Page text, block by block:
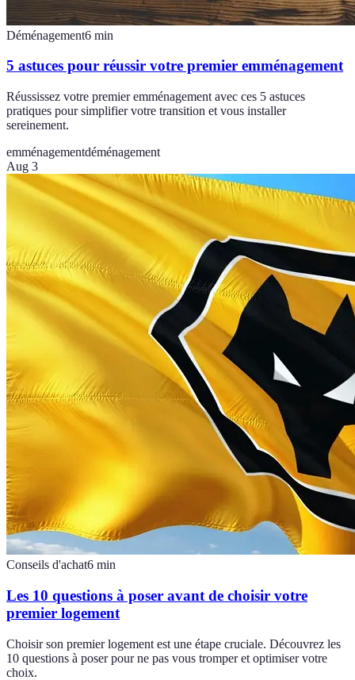
Déménagement6 min
5 astuces pour réussir votre premier emménagement
Réussissez votre premier emménagement avec ces 5 astuces
pratiques pour simplifier votre transition et vous installer
sereinement.
emménagementdéménagement
Aug 3
Conseils d'achat6 min
Les 10 questions à poser avant de choisir votre
premier logement
Choisir son premier logement est une étape cruciale. Découvrez les
10 questions à poser pour ne pas vous tromper et optimiser votre
choix.